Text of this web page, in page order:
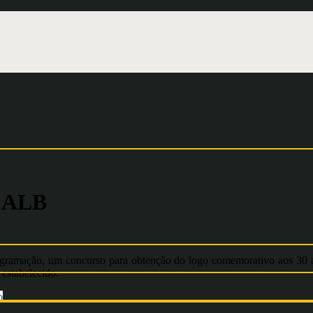
ALB
um concurso para obtenção do logo comemorativo aos